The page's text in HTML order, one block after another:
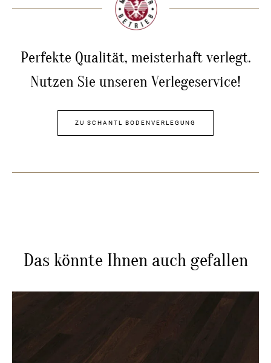
Perfekte Qualität, meisterhaft verlegt.
Nutzen Sie unseren Verlegeservice!
ZU SCHANTL BODENVERLEGUNG
Das könnte Ihnen auch gefallen